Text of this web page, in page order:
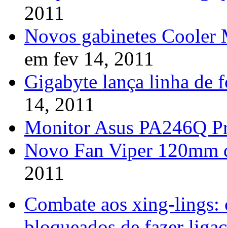
2011
Novos gabinetes Cooler
em fev 14, 2011
Gigabyte lança linha de
14, 2011
Monitor Asus PA246Q
Novo Fan Viper 120mm
2011
Combate aos xing-lings: